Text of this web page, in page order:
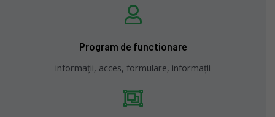
Program de functionare
informații, acces, formulare, informații